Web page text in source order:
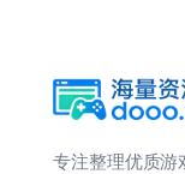
专注整理优质游